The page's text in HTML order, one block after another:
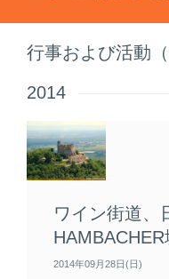
行事および活動（
2014
ワイン街道
2014年09月28日(日)